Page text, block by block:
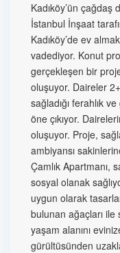
Kadıköy’ün
İstanbul İnşaat
Kadıköy’de ev
vadediyor. Konut
gerçekleşen bir
oluşuyor. Daireler
sağladığı ferahlık
öne çıkıyor.
oluşuyor. Proje,
ambiyansı
Çamlık Apartmanı,
sosyal olanak
uygun olarak
bulunan ağaçları
yaşam alanını
gürültüsünden